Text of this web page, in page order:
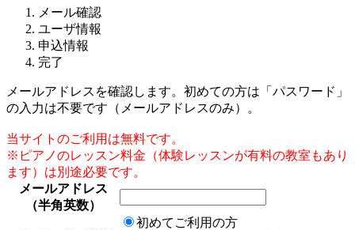
メール確認
ユーザ情報
申込情報
完了
メールアドレスを確認します。初めての方は「パスワード」
の入力は不要です（メールアドレスのみ）。
当サイトのご利用は無料です。
※ピアノのレッスン料金（体験レッスンが有料の教室もあり
ます）は別途必要です。
メールアドレス
（半角英数）
初めてご利用の方